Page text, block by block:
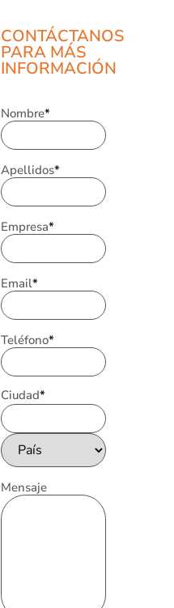
CONTÁCTANOS
PARA MÁS
INFORMACIÓN
Nombre*
Apellidos*
Empresa*
Email*
Teléfono*
Ciudad*
Mensaje